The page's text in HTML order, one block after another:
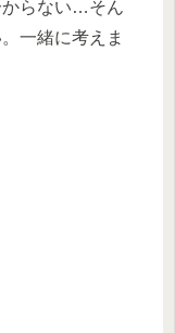
からない…そん
一緒に考えま